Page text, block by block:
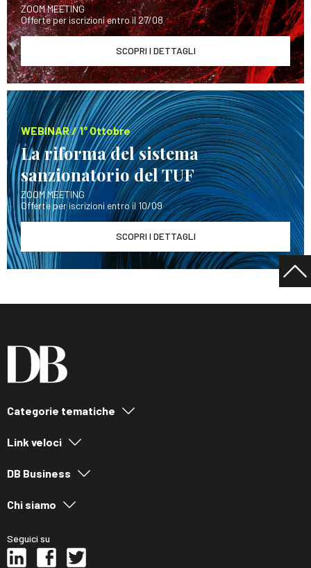
ZOOM MEETING
Offerte per iscrizioni entro il 27/08
SCOPRI I DETTAGLI
WEBINAR / 1° Ottobre
La riforma del sistema
sanzionatorio del TUF
ZOOM MEETING
Offerte per iscrizioni entro il 10/09
SCOPRI I DETTAGLI
Categorie tematiche
Link veloci
DB Business
Chi siamo
Seguici su